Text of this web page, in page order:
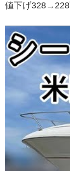
値下げ328→228